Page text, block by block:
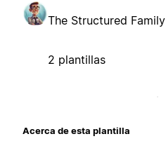
The Structured Family
2 plantillas
Acerca de esta plantilla